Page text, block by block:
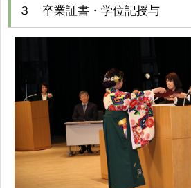
３ 卒業証書・学位記授与